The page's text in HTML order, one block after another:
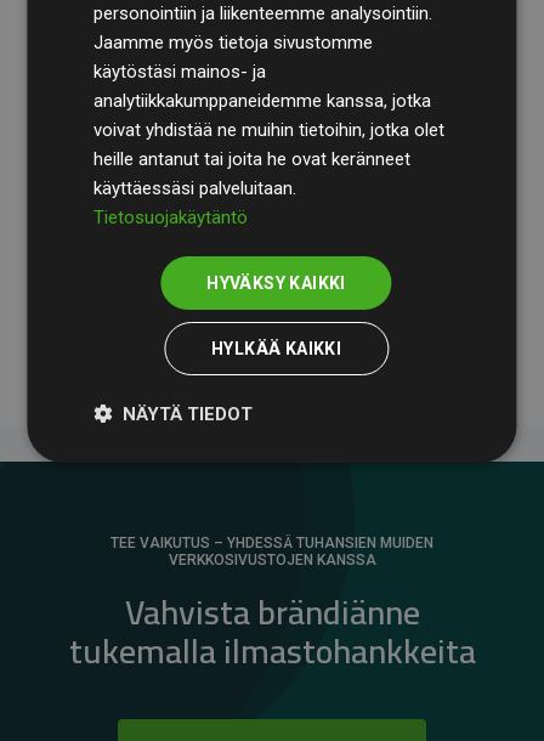
TilintarkastusyhtiöBDOkäy säännöllisesti läpi
laskelmamme ja menetelmämme varmistaakseen
läpinäkyvyyden ja luotettavuuden.
Heidän tarkastuksensa osoittavat, että investoinnit
ilmastohankkeisiin kompensoivat keskimäärin
arvioiduista CO₂-päästöistä
jäsenverkkosivustoilla –
selkeä todiste toimintatapamme todellisesta
TEE VAIKUTUS – YHDESSÄ TUHANSIEN MUIDEN
VERKKOSIVUSTOJEN KANSSA
Vahvista brändiänne
tukemalla ilmastohankkeita
personointiin ja liikenteemme analysointiin.
Jaamme myös tietoja sivustomme
käytöstäsi mainos- ja
analytiikkakumppaneidemme kanssa, jotka
voivat yhdistää ne muihin tietoihin, jotka olet
heille antanut tai joita he ovat keränneet
käyttäessäsi palveluitaan.
Tietosuojakäytäntö
HYVÄKSY KAIKKI
HYLKÄÄ KAIKKI
NÄYTÄ TIEDOT